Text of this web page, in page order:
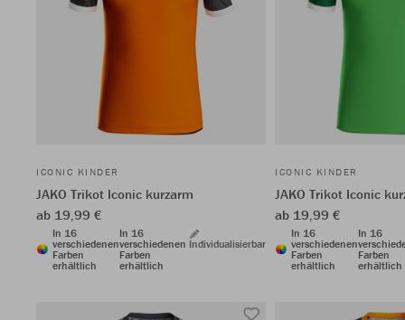
ICONIC KINDER
JAKO Trikot Iconic kurzarm
ab 19,99 €
In 16
verschiedenen
Farben
erhältlich
In 16
verschiedenen
Farben
erhältlich
Individualisierbar
ICONIC KINDER
JAKO Trikot Iconic
ab 19,99 €
In 16
verschiedenen
Farben
erhältlich
In 16
Farben
erhältlich